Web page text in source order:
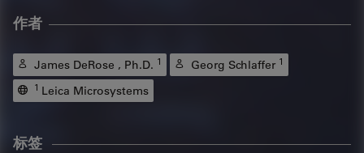
作者
James DeRose , Ph.D. 1 Georg Schlaffer 1
1 Leica Microsystems
标签